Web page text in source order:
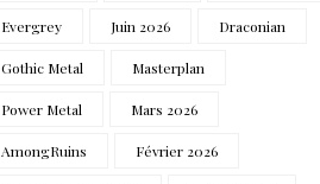
Evergrey Juin 2026 Draconian
Gothic Metal Masterplan
Power Metal Mars 2026
AmongRuins Février 2026